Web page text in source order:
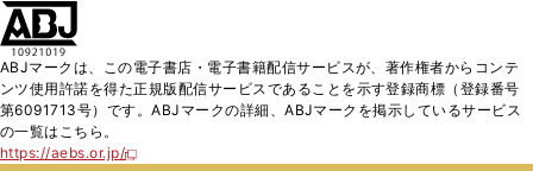
く
ド
ウ
で
ィ
ン
ABJマークは、この電子書店・電子書籍配信サービスが、著作権者からコンテ
ンツ使用許諾を得た正規版配信サービスであることを示す登録商標（登録番号
第6091713号）です。ABJマークの詳細、ABJマークを掲示しているサービス
の一覧はこちら。
https://aebs.or.jp/
新